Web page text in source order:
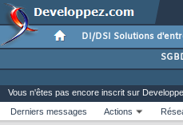
DI/DSI Solutions
Vous n'êtes pas encore inscrit sur
Derniers messages
Actions